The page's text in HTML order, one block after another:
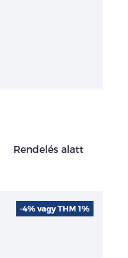
Rendelés alatt
-4% vagy THM 1%